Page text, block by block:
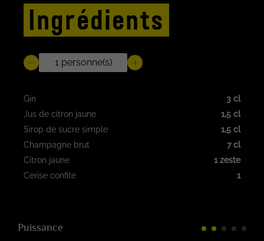
Ingrédients
Gin
3 cl
Jus de citron jaune
1,5 cl
Sirop de sucre simple
1,5 cl
Champagne brut
7 cl
Citron jaune
1 zeste
Cerise confite
1
Puissance